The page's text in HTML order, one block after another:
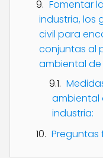
Fomentar
industria, los
civil para
conjuntas al
ambiental de
ambiental
industria:
Preguntas